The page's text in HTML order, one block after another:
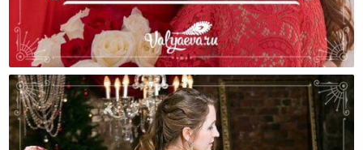
Любовь — Это Открытая Дверь